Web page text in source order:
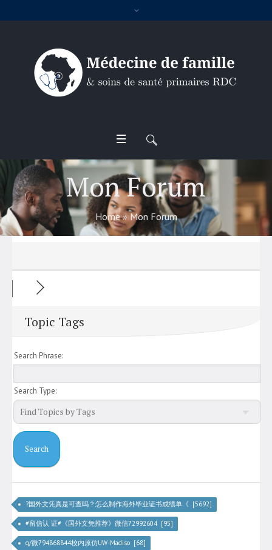
Mon Forum
Home»Mon Forum
Topic Tags
Search Phrase:
Search Type:
?国外文凭真是可查吗？怎么制作海外毕业证书成绩单《 [5692]
#留信认 证#《国外文凭推荐》微信72992604 [95]
q/微794868844校内原仿UW-Madiso [68]